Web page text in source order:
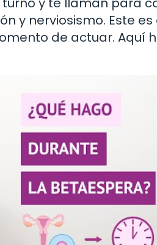
y nerviosismo. Este
de actuar. Aquí